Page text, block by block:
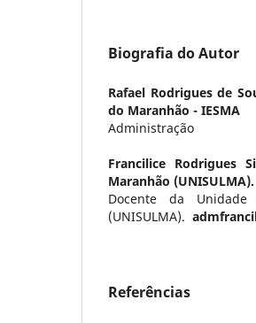
Biografia do Autor
Rafael Rodrigues de
do Maranhão - IESMA
Administração
Francilice Rodrigues
Maranhão (UNISULMA).
Docente da
(UNISULMA).
Referências